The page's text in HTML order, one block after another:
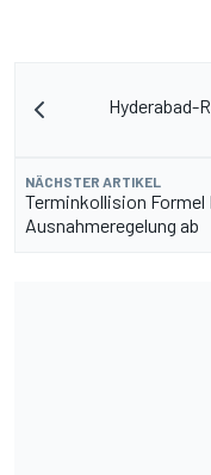
Hyderabad-
NÄCHSTER ARTIKEL
Terminkollision Formel
Ausnahmeregelung ab